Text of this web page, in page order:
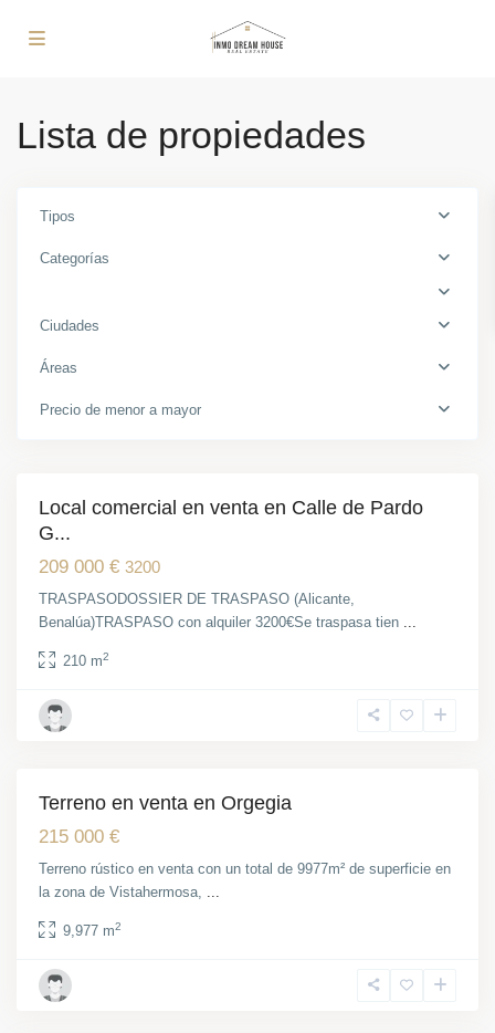
Lista de propiedades
Tipos
Categorías
Ciudades
Áreas
Precio de menor a mayor
Babel
Traspaso
Local comercial en venta en Calle de Pardo
G...
209 000 € 3200
TRASPASODOSSIER DE TRASPASO (Alicante,
Benalúa)TRASPASO con alquiler 3200€Se traspasa tien ...
210 m2
Villafranqueza
Terreno en venta en Orgegia
215 000 €
Terreno rústico en venta con un total de 9977m² de superficie en
la zona de Vistahermosa, ...
9,977 m2